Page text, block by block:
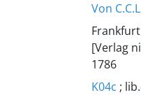
Von
[Verlag
1786
K04c ;